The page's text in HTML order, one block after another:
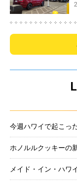
今週ハワイで起こっ
ホノルルクッキーの
メイド・イン・ハワ